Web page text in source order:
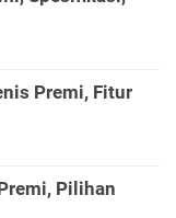
Premi, Fitur
Pilihan